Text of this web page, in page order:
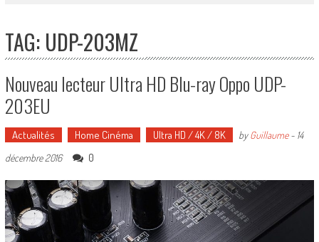
TAG: UDP-203MZ
Nouveau lecteur Ultra HD Blu-ray Oppo UDP-
203EU
Actualités Home Cinéma Ultra HD / 4K / 8K byGuillaume- 14
décembre 2016
0